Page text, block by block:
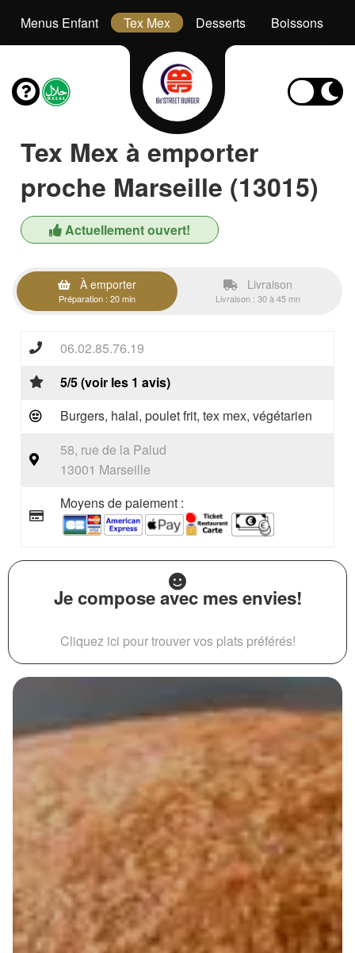
Menus Enfant Tex Mex Desserts Boissons
Tex Mex à emporter
proche Marseille (13015)
Actuellement ouvert!
À emporter
Préparation : 20 min
Livraison
Livraison : 30 à 45 mn
06.02.85.76.19
5/5 (voir les 1 avis)
Burgers, halal, poulet frit, tex mex, végétarien
58, rue de la Palud
13001 Marseille
Moyens de paiement :
Je compose avec mes envies!
Cliquez ici pour trouver vos plats préférés!